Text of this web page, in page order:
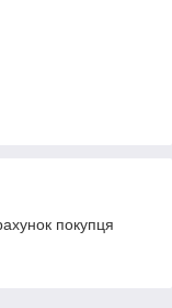
покупця